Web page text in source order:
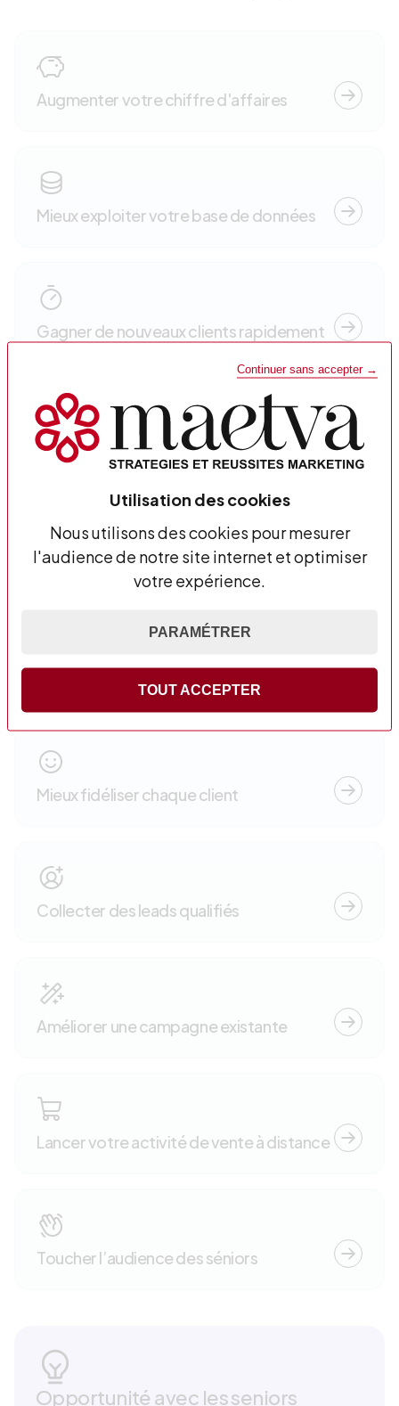
Continuer sans accepter →
Utilisation des cookies
Nous utilisons des cookies pour mesurer
l'audience de notre site internet et optimiser
votre expérience.
PARAMÉTRER
TOUT ACCEPTER
Augmenter votre chiffre d'affaires
Mieux exploiter votre base de données
Gagner de nouveaux clients rapidement
Doper votre site e-commerce
Booster votre visibilité
Mieux fidéliser chaque client
Collecter des leads qualifiés
Améliorer une campagne existante
Lancer votre activité de vente à distance
Toucher l’audience des séniors
Opportunité avec les seniors